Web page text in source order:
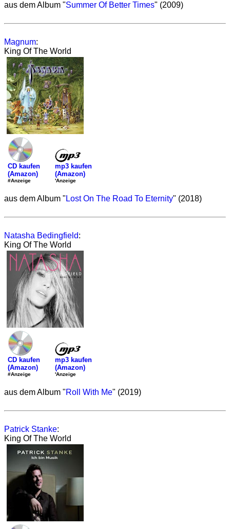
aus dem Album "Summer Of Better Times" (2009)
Magnum:
King Of The World
CD kaufen
(Amazon)
#Anzeige
mp3 kaufen
(Amazon)
'Anzeige
aus dem Album " Lost On The Road To Eternity" (2018)
Natasha Bedingfield:
King Of The World
CD kaufen
(Amazon)
#Anzeige
mp3 kaufen
(Amazon)
'Anzeige
aus dem Album "Roll With Me" (2019)
Patrick Stanke:
King Of The World